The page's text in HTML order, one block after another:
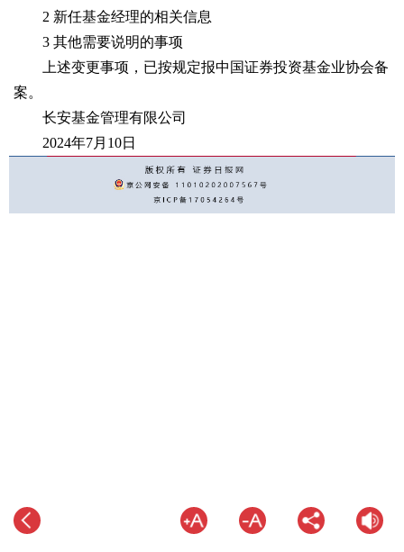
2 新任基金经理的相关信息
3 其他需要说明的事项
上述变更事项，已按规定报中国证券投资基金业协会备
案。
长安基金管理有限公司
2024年7月10日